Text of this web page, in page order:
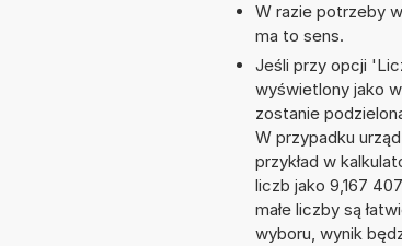
W razie potrzeby
ma to sens.
Jeśli przy opcji
wyświetlony jako
zostanie
W przypadku
przykład w
liczb jako 9,167
małe liczby są
wyboru, wynik